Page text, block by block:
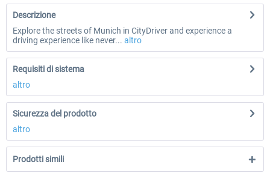
Descrizione
Explore the streets of Munich in CityDriver and experience a
driving experience like never... altro
Requisiti di sistema
altro
Sicurezza del prodotto
altro
Prodotti simili